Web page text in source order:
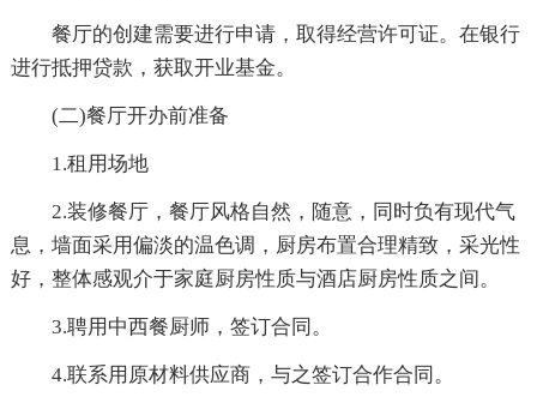
餐厅的创建需要进行申请，取得经营许可证。在银行
进行抵押贷款，获取开业基金。
(二)餐厅开办前准备
1.租用场地
2.装修餐厅，餐厅风格自然，随意，同时负有现代气
息，墙面采用偏淡的温色调，厨房布置合理精致，采光性
好，整体感观介于家庭厨房性质与酒店厨房性质之间。
3.聘用中西餐厨师，签订合同。
4.联系用原材料供应商，与之签订合作合同。